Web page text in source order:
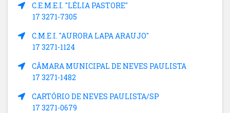
C.E.M.E.I. "LÉLIA PASTORE"
17 3271-7305
C.M.E.I. "AURORA LAPA ARAUJO"
17 3271-1124
CÂMARA MUNICIPAL DE NEVES PAULISTA
17 3271-1482
CARTÓRIO DE NEVES PAULISTA/SP
17 3271-0679